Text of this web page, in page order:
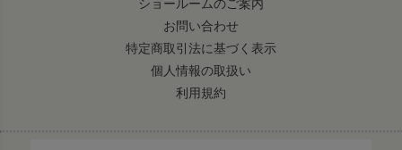
お問い合わせ
特定商取引法に基づく表示
個人情報の取扱い
利用規約